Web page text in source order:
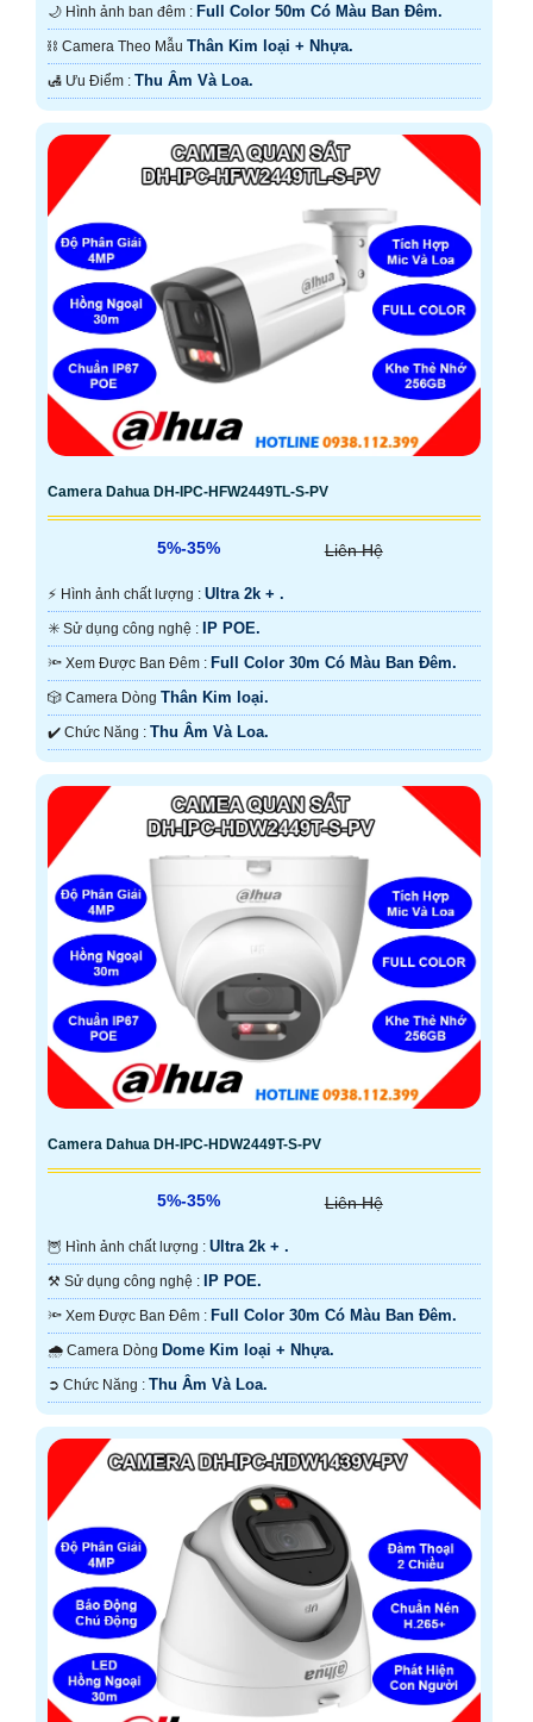
🌙 Hình ảnh ban đêm : Full Color 50m Có Màu Ban Ðêm.
⛓ Camera Theo Mẫu Thân Kim loại + Nhựa.
️🛃 Ưu Điểm : Thu Âm Và Loa.
Camera Dahua DH-IPC-HFW2449TL-S-PV
5%-35% Liên Hệ
️⚡ Hình ảnh chất lượng : Ultra 2k + .
✳️ Sử dụng công nghệ : IP POE.
🔦 Xem Được Ban Đêm : Full Color 30m Có Màu Ban Ðêm.
🎲 Camera Dòng Thân Kim loại.
️✔️ Chức Năng : Thu Âm Và Loa.
Camera Dahua DH-IPC-HDW2449T-S-PV
5%-35% Liên Hệ
🦉 Hình ảnh chất lượng : Ultra 2k + .
⚒ Sử dụng công nghệ : IP POE.
🔦 Xem Được Ban Đêm : Full Color 30m Có Màu Ban Ðêm.
🌧️ Camera Dòng Dome Kim loại + Nhựa.
️➲ Chức Năng : Thu Âm Và Loa.